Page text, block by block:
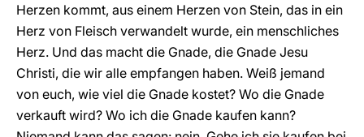
Herzen kommt, aus einem Herzen von Stein, das in ein
Herz von Fleisch verwandelt wurde, ein menschliches
Herz. Und das macht die Gnade, die Gnade Jesu
Christi, die wir alle empfangen haben. Weiß jemand
von euch, wie viel die Gnade kostet? Wo die Gnade
verkauft wird? Wo ich die Gnade kaufen kann?